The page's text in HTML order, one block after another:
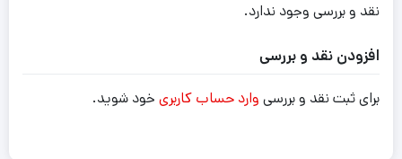
نقد و بررسی وجود ندارد.
افزودن نقد و بررسی
برای ثبت نقد و بررسی وارد حساب کاربری خود شوید.